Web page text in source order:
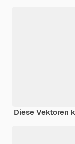
Diese Vektoren